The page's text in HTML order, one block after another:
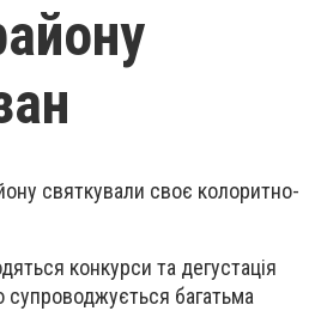
святкували своє колоритно-
конкурси та дегустація
багатьма